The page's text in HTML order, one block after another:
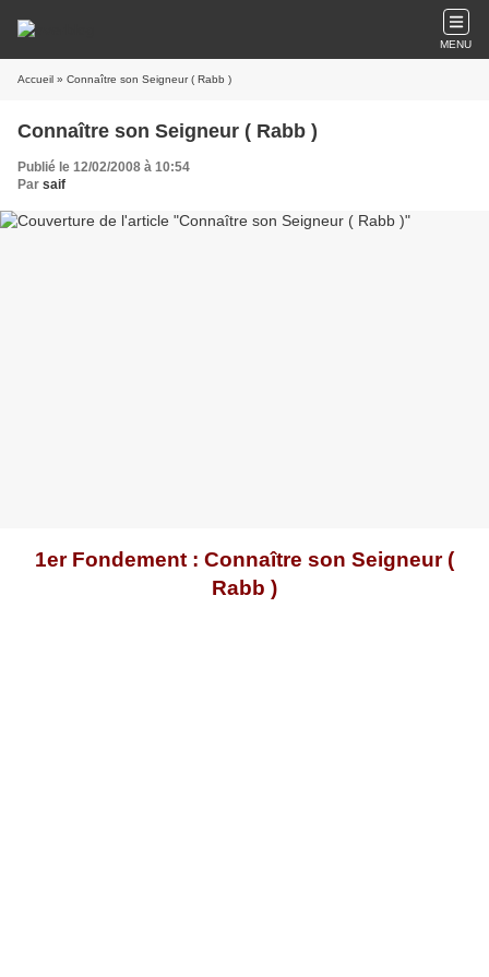
MENU
Accueil » Connaître son Seigneur ( Rabb )
Connaître son Seigneur ( Rabb )
Publié le 12/02/2008 à 10:54
Par saif
1er Fondement : Connaître son Seigneur (
Rabb )